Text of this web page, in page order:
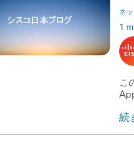
ネ
1
こ
続